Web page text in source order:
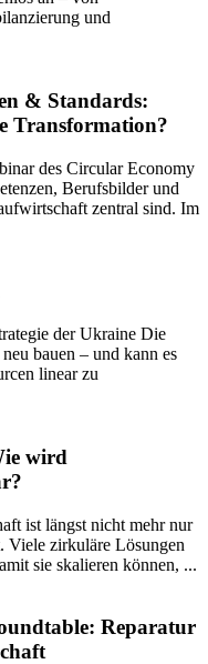
und
& Standards:
Transformation?
des Circular Economy
Berufsbilder und
zentral sind. Im
der Ukraine Die
bauen – und kann es
linear zu
wird
ist längst nicht mehr nur
Viele zirkuläre Lösungen
sie skalieren können, ...
Reparatur